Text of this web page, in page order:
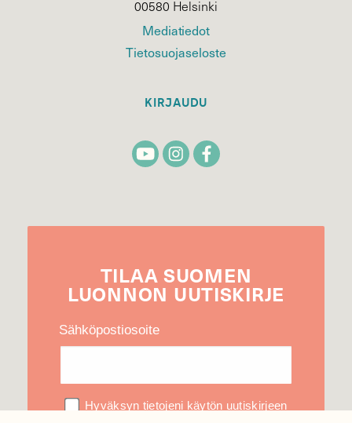
00580 Helsinki
Mediatiedot
Tietosuojaseloste
KIRJAUDU
TILAA SUOMEN
LUONNON UUTIS­KIRJE
Sähköpostiosoite
Hyväksyn tietojeni käytön uutiskirjeen